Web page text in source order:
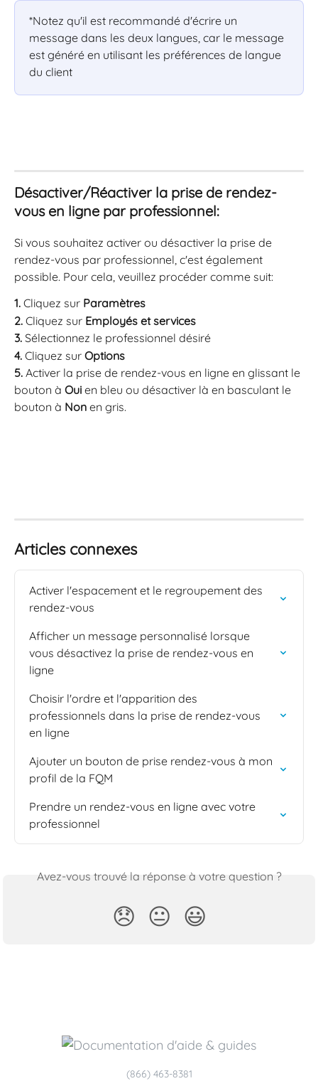
*Notez qu'il est recommandé d'écrire un
message dans les deux langues, car le message
est généré en utilisant les préférences de langue
du client
Désactiver/Réactiver la prise de rendez-
vous en ligne par professionnel:
Si vous souhaitez activer ou désactiver la prise de
rendez-vous par professionnel, c'est également
possible. Pour cela, veuillez procéder comme suit:
1. Cliquez sur Paramètres
2. Cliquez sur Employés et services
3. Sélectionnez le professionnel désiré
4. Cliquez sur Options
5. Activer la prise de rendez-vous en ligne en glissant le
bouton à Oui en bleu ou désactiver là en basculant le
bouton à Non en gris.
Articles connexes
Activer l'espacement et le regroupement des
rendez-vous
Afficher un message personnalisé lorsque
vous désactivez la prise de rendez-vous en
ligne
Choisir l'ordre et l'apparition des
professionnels dans la prise de rendez-vous
en ligne
Ajouter un bouton de prise rendez-vous à mon
profil de la FQM
Prendre un rendez-vous en ligne avec votre
professionnel
Avez-vous trouvé la réponse à votre question ?
😞 😐 😃
(866) 463-8381